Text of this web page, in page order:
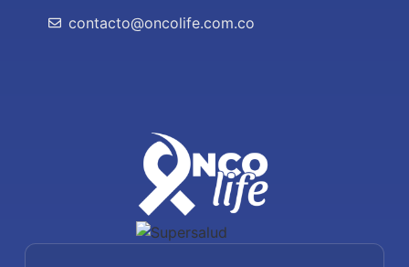
contacto@oncolife.com.co